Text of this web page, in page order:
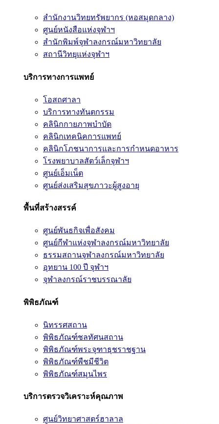
สำนักงานวิทยทรัพยากร (หอสมุดกลาง)
ศูนย์หนังสือแห่งจุฬาฯ
สำนักพิมพ์จุฬาลงกรณ์มหาวิทยาลัย
สถานีวิทยุแห่งจุฬาฯ
บริการทางการแพทย์
โอสถศาลา
บริการทางทันตกรรม
คลินิกกายภาพบำบัด
คลินิกเทคนิคการแพทย์
คลินิกโภชนาการและการกำหนดอาหาร
โรงพยาบาลสัตว์เล็กจุฬาฯ
ศูนย์เอ็มเน็ต
ศูนย์ส่งเสริมสุขภาวะผู้สูงอายุ
พื้นที่สร้างสรรค์
ศูนย์พันธกิจเพื่อสังคม
ศูนย์กีฬาแห่งจุฬาลงกรณ์มหาวิทยาลัย
ธรรมสถานจุฬาลงกรณ์มหาวิทยาลัย
อุทยาน 100 ปี จุฬาฯ
จุฬาลงกรณ์ราชบรรณาลัย
พิพิธภัณฑ์
นิทรรศสถาน
พิพิธภัณฑ์ชลทัศนสถาน
พิพิธภัณฑ์พระจุฑาธุชราชฐาน
พิพิธภัณฑ์พืชมีชีวิต
พิพิธภัณฑ์สมุนไพร
บริการตรวจวิเคราะห์คุณภาพ
ศูนย์วิทยาศาสตร์ฮาลาล